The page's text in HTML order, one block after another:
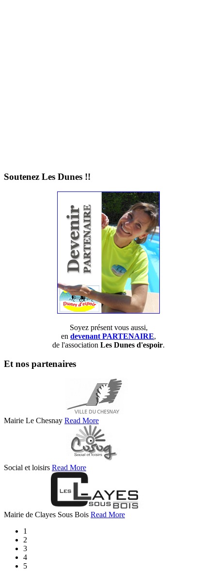
Soutenez Les Dunes !!
Soyez présent vous aussi,
en devenant PARTENAIRE,
de l'association Les Dunes d'espoir.
Et nos partenaires
Mairie Le Chesnay Read More
Social et loisirs Read More
Mairie de Clayes Sous Bois Read More
1
2
3
4
5